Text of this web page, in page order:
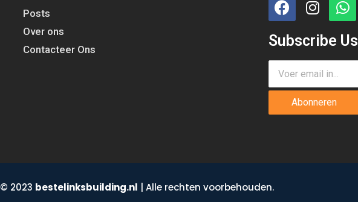
Posts
Over ons
Contacteer Ons
Subscribe Us
Abonneren
© 2023 bestelinksbuilding.nl | Alle rechten voorbehouden.